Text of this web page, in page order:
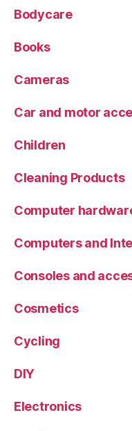
Bodycare
Books
Cameras
Car and motor
Children
Cleaning Products
Computer
Computers and
Consoles and
Cosmetics
Cycling
DIY
Electronics